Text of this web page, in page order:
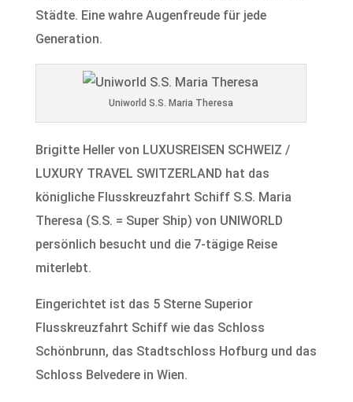
Städte. Eine wahre Augenfreude für jede
Generation.
Uniworld S.S. Maria Theresa
Brigitte Heller von LUXUSREISEN SCHWEIZ /
LUXURY TRAVEL SWITZERLAND hat das
königliche Flusskreuzfahrt Schiff S.S. Maria
Theresa (S.S. = Super Ship) von UNIWORLD
persönlich besucht und die 7-tägige Reise
miterlebt.
Eingerichtet ist das 5 Sterne Superior
Flusskreuzfahrt Schiff wie das Schloss
Schönbrunn, das Stadtschloss Hofburg und das
Schloss Belvedere in Wien.